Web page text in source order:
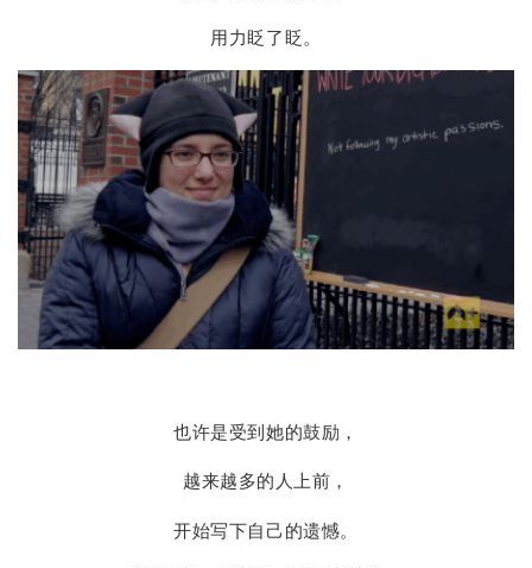
用力眨了眨。
也许是受到她的鼓励，
越来越多的人上前，
开始写下自己的遗憾。